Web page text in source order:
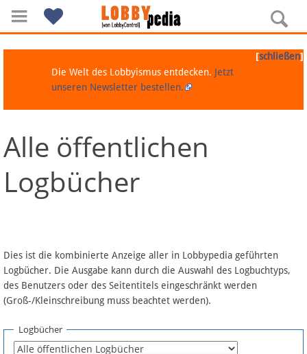
Navigation
Über Lobbypedia
Artikel nach Kategorien
FAQ
Fördermitglied werden
[schließen]
Die Welt des Lobbyismus entdecken. Jetzt
unseren Newsletter bestellen.
Alle öffentlichen
Logbücher
Dies ist die kombinierte Anzeige aller in Lobbypedia geführten
Logbücher. Die Ausgabe kann durch die Auswahl des Logbuchtyps,
des Benutzers oder des Seitentitels eingeschränkt werden
(Groß-/Kleinschreibung muss beachtet werden).
Logbücher